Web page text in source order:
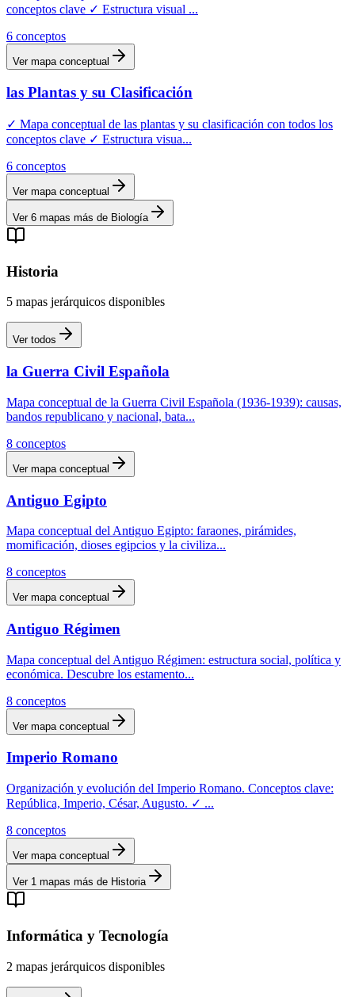
conceptos clave ✓ Estructura visual ...
6 conceptos
Ver mapa conceptual
las Plantas y su Clasificación
✓ Mapa conceptual de las plantas y su clasificación con todos los
conceptos clave ✓ Estructura visua...
6 conceptos
Ver mapa conceptual
Ver 6 mapas más de Biología
Historia
5 mapas jerárquicos disponibles
Ver todos
la Guerra Civil Española
Mapa conceptual de la Guerra Civil Española (1936-1939): causas,
bandos republicano y nacional, bata...
8 conceptos
Ver mapa conceptual
Antiguo Egipto
Mapa conceptual del Antiguo Egipto: faraones, pirámides,
momificación, dioses egipcios y la civiliza...
8 conceptos
Ver mapa conceptual
Antiguo Régimen
Mapa conceptual del Antiguo Régimen: estructura social, política y
económica. Descubre los estamento...
8 conceptos
Ver mapa conceptual
Imperio Romano
Organización y evolución del Imperio Romano. Conceptos clave:
República, Imperio, César, Augusto. ✓ ...
8 conceptos
Ver mapa conceptual
Ver 1 mapas más de Historia
Informática y Tecnología
2 mapas jerárquicos disponibles